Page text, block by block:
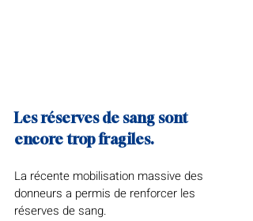
Les réserves de sang sont
encore trop fragiles.
La récente mobilisation massive des
donneurs a permis de renforcer les
réserves de sang.